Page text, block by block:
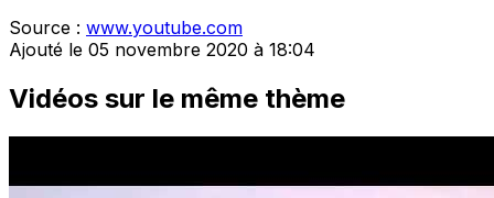
Source : www.youtube.com
Ajouté le 05 novembre 2020 à 18:04
Vidéos sur le même thème